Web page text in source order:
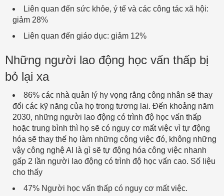
Liên quan đến sức khỏe, ý tế và các công tác xã hội:
giảm 28%
Liên quan đến giáo dục: giảm 12%
Những người lao động học vấn thấp bị
bỏ lại xa
86% các nhà quản lý hy vọng rằng công nhân sẽ thay
đổi các kỹ năng của họ trong tương lai. Đến khoảng năm
2030, những người lao động có trình độ học vấn thấp
hoặc trung bình thì họ sẽ có nguy cơ mất việc vì tự động
hóa sẽ thay thế họ làm những công việc đó, không những
vậy công nghệ AI là gì sẽ tự động hóa công việc nhanh
gấp 2 lần người lao động có trình độ học vấn cao. Số liệu
cho thấy
47% Người học vấn thấp có nguy cơ mất việc.